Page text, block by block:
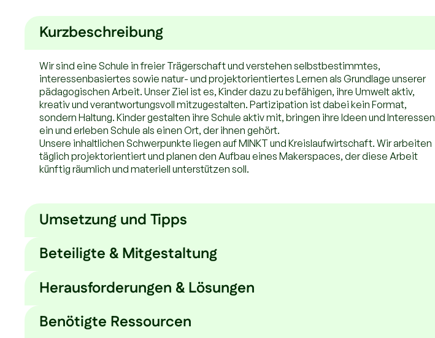
Kurzbeschreibung
Wir sind eine Schule in freier Trägerschaft und verstehen selbstbestimmtes,
interessenbasiertes sowie natur- und projektorientiertes Lernen als Grundlage unserer
pädagogischen Arbeit. Unser Ziel ist es, Kinder dazu zu befähigen, ihre Umwelt aktiv,
kreativ und verantwortungsvoll mitzugestalten. Partizipation ist dabei kein Format,
sondern Haltung. Kinder gestalten ihre Schule aktiv mit, bringen ihre Ideen und Interessen
ein und erleben Schule als einen Ort, der ihnen gehört.
Unsere inhaltlichen Schwerpunkte liegen auf MINKT und Kreislaufwirtschaft. Wir arbeiten
täglich projektorientiert und planen den Aufbau eines Makerspaces, der diese Arbeit
künftig räumlich und materiell unterstützen soll.
Umsetzung und Tipps
Wir haben die Schulgründungsinitiative auf den Weg gebracht und unsere Schule in
freier Trägerschaft aufgebaut.
Wir haben uns zum Thema Makerspace auf der Futuromundo ausgetauscht und
Beteiligte & Mitgestaltung
Unsere Schüler:innen gestalten ihre Schule aktiv mit, d.h. sie bringen Ideen und Interessen
eingebunden. Im Schulteam halten wir wöchentliche Meetings ab, um Abläufe, Ideen und
nächste Schritte gemeinsam abzustimmen.
Herausforderungen & Lösungen
Die größte bisherige Herausforderung ist
Benötigte Ressourcen